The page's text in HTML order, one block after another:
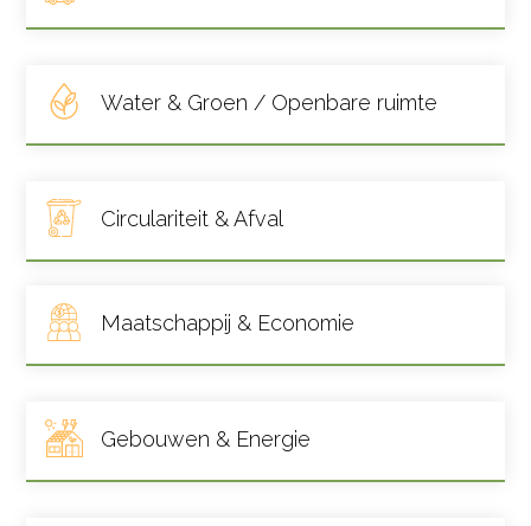
Water & Groen / Openbare ruimte
Circulariteit & Afval
Maatschappij & Economie
Gebouwen & Energie